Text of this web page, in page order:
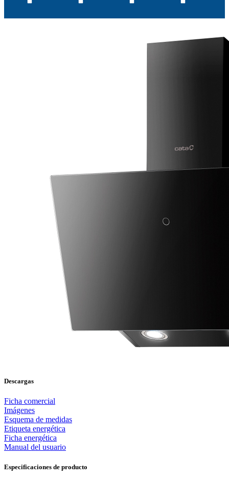
Descargas
Ficha comercial
Imágenes
Esquema de medidas
Etiqueta energética
Ficha energética
Manual del usuario
Especificaciones de producto